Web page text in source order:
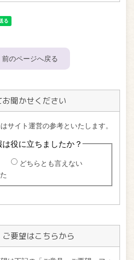
前のページへ戻る
聞かせください
要望はこちらから